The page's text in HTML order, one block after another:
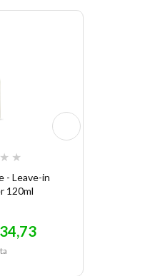
★ ★
- Leave-in
120ml
34,73